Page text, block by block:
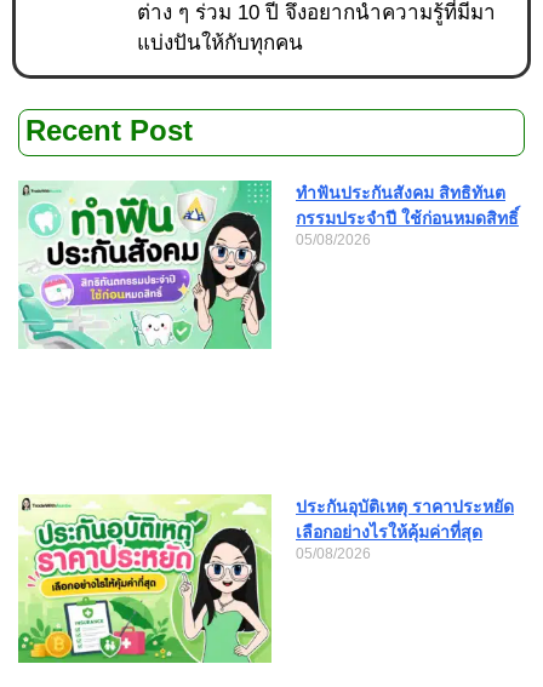
ต่าง ๆ ร่วม 10 ปี จึงอยากนำความรู้ที่มีมา
แบ่งปันให้กับทุกคน
Recent Post
ทำฟันประกันสังคม สิทธิทันต
กรรมประจำปี ใช้ก่อนหมดสิทธิ์
05/08/2026
ประกันอุบัติเหตุ ราคาประหยัด
เลือกอย่างไรให้คุ้มค่าที่สุด
05/08/2026